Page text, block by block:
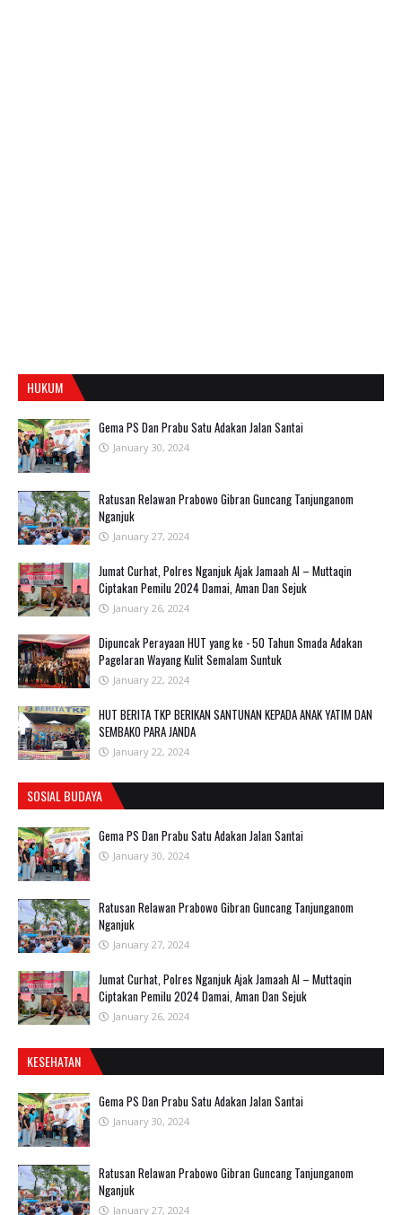
HUKUM
Gema PS Dan Prabu Satu Adakan Jalan Santai
January 30, 2024
Ratusan Relawan Prabowo Gibran Guncang Tanjunganom
Nganjuk
January 27, 2024
Jumat Curhat, Polres Nganjuk Ajak Jamaah Al – Muttaqin
Ciptakan Pemilu 2024 Damai, Aman Dan Sejuk
January 26, 2024
Dipuncak Perayaan HUT yang ke - 50 Tahun Smada Adakan
Pagelaran Wayang Kulit Semalam Suntuk
January 22, 2024
HUT BERITA TKP BERIKAN SANTUNAN KEPADA ANAK YATIM DAN
SEMBAKO PARA JANDA
January 22, 2024
SOSIAL BUDAYA
Gema PS Dan Prabu Satu Adakan Jalan Santai
January 30, 2024
Ratusan Relawan Prabowo Gibran Guncang Tanjunganom
Nganjuk
January 27, 2024
Jumat Curhat, Polres Nganjuk Ajak Jamaah Al – Muttaqin
Ciptakan Pemilu 2024 Damai, Aman Dan Sejuk
January 26, 2024
KESEHATAN
Gema PS Dan Prabu Satu Adakan Jalan Santai
January 30, 2024
Ratusan Relawan Prabowo Gibran Guncang Tanjunganom
Nganjuk
January 27, 2024